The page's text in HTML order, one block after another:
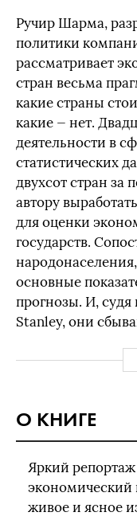
Ручир Шарма,
политики
рассматривает
стран весьма
какие страны
какие — нет.
деятельности в
статистических
двухсот стран за
автору
для оценки
государств.
основные
прогнозы. И,
Stanley, они
О КНИГЕ
Яркий
экономический
живое и ясное